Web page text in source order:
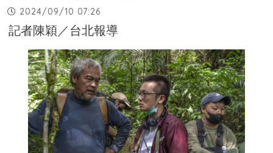
2024/09/10 07:26
記者陳穎／台北報導